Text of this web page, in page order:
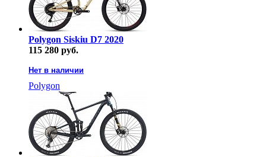
Polygon Siskiu D7 2020
115 280 руб.
Нет в наличии
Polygon